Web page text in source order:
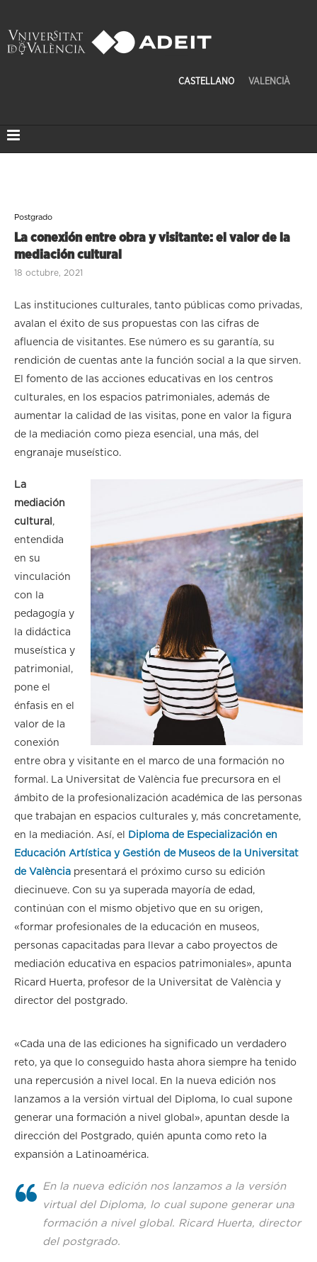
CASTELLANO VALENCIÀ
Postgrado
La conexión entre obra y visitante: el valor de la
mediación cultural
18 octubre, 2021
Las instituciones culturales, tanto públicas como privadas,
avalan el éxito de sus propuestas con las cifras de
afluencia de visitantes. Ese número es su garantía, su
rendición de cuentas ante la función social a la que sirven.
El fomento de las acciones educativas en los centros
culturales, en los espacios patrimoniales, además de
aumentar la calidad de las visitas, pone en valor la figura
de la mediación como pieza esencial, una más, del
engranaje museístico.
La
mediación
cultural ,
entendida
en su
vinculación
con la
pedagogía y
la didáctica
museística y
patrimonial,
pone el
énfasis en el
valor de la
conexión
entre obra y visitante en el marco de una formación no
formal. La Universitat de València fue precursora en el
ámbito de la profesionalización académica de las personas
que trabajan en espacios culturales y, más concretamente,
en la mediación. Así, el
Diploma de Especialización en
Educación Artística y Gestión de Museos de la Universitat
de València presentará el próximo curso su edición
diecinueve. Con su ya superada mayoría de edad,
continúan con el mismo objetivo que en su origen,
«formar profesionales de la educación en museos,
personas capacitadas para llevar a cabo proyectos de
mediación educativa en espacios patrimoniales», apunta
Ricard Huerta, profesor de la Universitat de València y
director del postgrado.
«Cada una de las ediciones ha significado un verdadero
reto, ya que lo conseguido hasta ahora siempre ha tenido
una repercusión a nivel local. En la nueva edición nos
lanzamos a la versión virtual del Diploma, lo cual supone
generar una formación a nivel global», apuntan desde la
dirección del Postgrado, quién apunta como reto la
expansión a Latinoamérica.
En la nueva edición nos lanzamos a la versión
virtual del Diploma, lo cual supone generar una
formación a nivel global. Ricard Huerta, director
del postgrado.